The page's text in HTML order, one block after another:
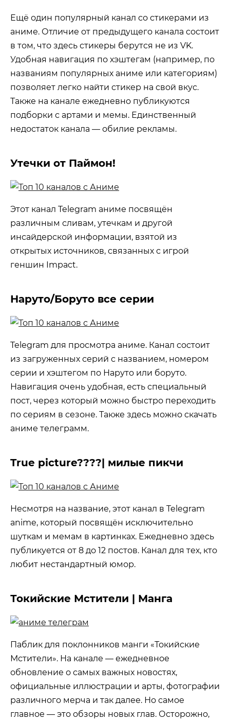
Ещё один популярный канал со стикерами из
аниме. Отличие от предыдущего канала состоит
в том, что здесь стикеры берутся не из VK.
Удобная навигация по хэштегам (например, по
названиям популярных аниме или категориям)
позволяет легко найти стикер на свой вкус.
Также на канале ежедневно публикуются
подборки с артами и мемы. Единственный
недостаток канала — обилие рекламы.
Утечки от Паймон!
Этот канал Telegram аниме посвящён
различным сливам, утечкам и другой
инсайдерской информации, взятой из
открытых источников, связанных с игрой
геншин Impact.
Наруто/Боруто все серии
Telegram для просмотра аниме. Канал состоит
из загруженных серий с названием, номером
серии и хэштегом по Наруто или боруто.
Навигация очень удобная, есть специальный
пост, через который можно быстро переходить
по сериям в сезоне. Также здесь можно скачать
аниме телеграмм.
True picture????| милые пикчи
Несмотря на название, этот канал в Telegram
anime, который посвящён исключительно
шуткам и мемам в картинках. Ежедневно здесь
публикуется от 8 до 12 постов. Канал для тех, кто
любит нестандартный юмор.
Токийские Мстители | Манга
Паблик для поклонников манги «Токийские
Мстители». На канале — ежедневное
обновление о самых важных новостях,
официальные иллюстрации и арты, фотографии
различного мерча и так далее. Но самое
главное — это обзоры новых глав. Осторожно,